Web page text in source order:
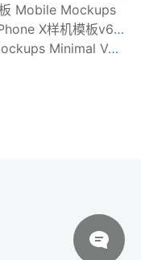
Mobile Mockups
iPhone X Responsive Mockups Vol 06
Minimal Version